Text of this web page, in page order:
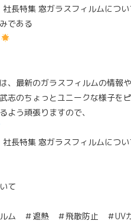
である
、最新のガラスフィルムの情報
志のちょっとユニークな様子を
よう頑張りますので、
て
ルム ＃遮熱 ＃飛散防止 ＃